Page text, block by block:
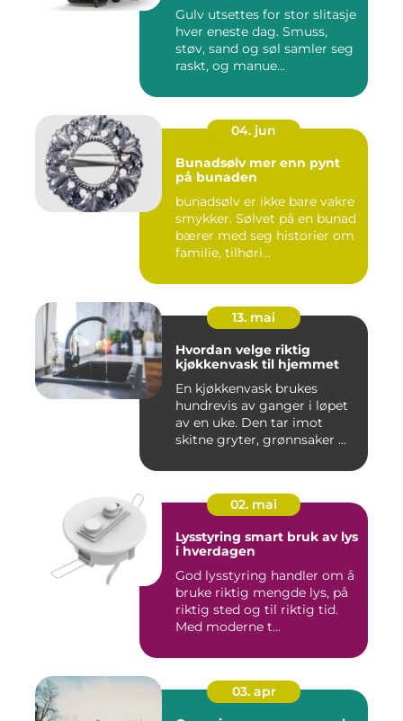
Gulv utsettes for stor slitasje
hver eneste dag. Smuss,
støv, sand og søl samler seg
raskt, og manue...
04. jun
Bunadsølv mer enn pynt
på bunaden
bunadsølv er ikke bare vakre
smykker. Sølvet på en bunad
bærer med seg historier om
familie, tilhøri...
13. mai
Hvordan velge riktig
kjøkkenvask til hjemmet
En kjøkkenvask brukes
hundrevis av ganger i løpet
av en uke. Den tar imot
skitne gryter, grønnsaker ...
02. mai
Lysstyring smart bruk av lys
i hverdagen
God lysstyring handler om å
bruke riktig mengde lys, på
riktig sted og til riktig tid.
Med moderne t...
03. apr